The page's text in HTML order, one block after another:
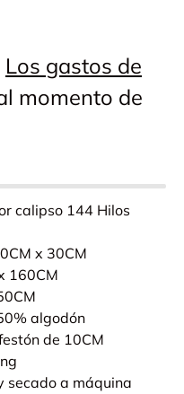
Los gastos de
momento de
calipso 144 Hilos
x 30CM
160CM
algodón
de 10CM
secado a máquina